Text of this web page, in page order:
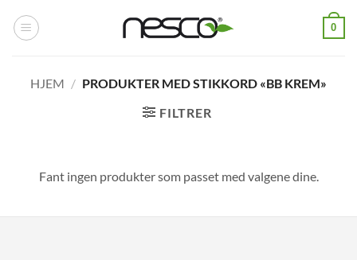
0
HJEM / PRODUKTER MED STIKKORD «BB KREM»
FILTRER
Fant ingen produkter som passet med valgene dine.